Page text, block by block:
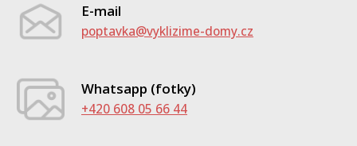
E-mail
poptavka@vyklizime-domy.cz
Whatsapp (fotky)
+420 608 05 66 44